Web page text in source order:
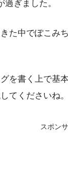
ぎました。
た中でぽこみ
を書く上で基
てくださいね。
スポン